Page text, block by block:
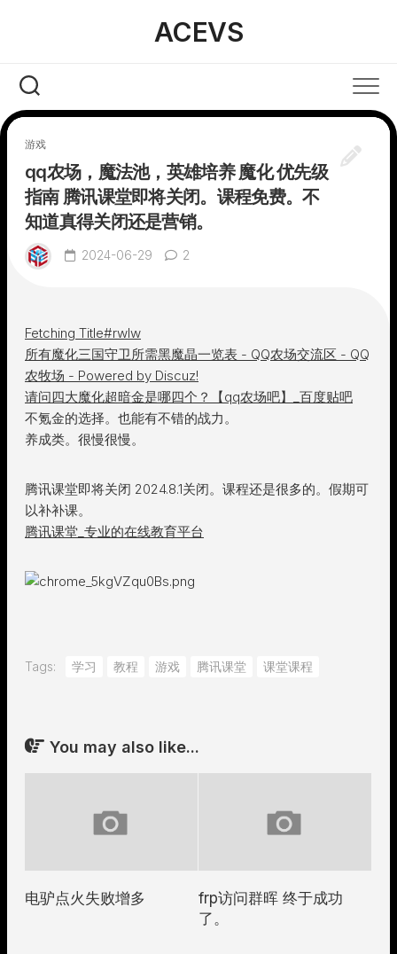
ACEVS
游戏
qq农场，魔法池，英雄培养 魔化 优先级
指南 腾讯课堂即将关闭。课程免费。不
知道真得关闭还是营销。
2024-06-29 2
Fetching Title#rwlw
所有魔化三国守卫所需黑魔晶一览表 - QQ农场交流区 - QQ
农牧场 - Powered by Discuz!
请问四大魔化超暗金是哪四个？【qq农场吧】_百度贴吧
不氪金的选择。也能有不错的战力。
养成类。很慢很慢。
腾讯课堂即将关闭 2024.8.1关闭。课程还是很多的。假期可
以补补课。
腾讯课堂_专业的在线教育平台
Tags: 学习 教程 游戏 腾讯课堂 课堂课程
You may also like...
电驴点火失败增多
frp访问群晖 终于成功
了。